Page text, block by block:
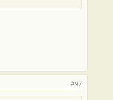
#97